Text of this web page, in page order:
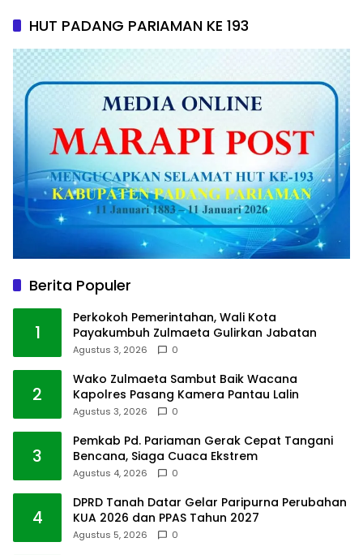
HUT PADANG PARIAMAN KE 193
Berita Populer
1
Perkokoh Pemerintahan, Wali Kota
Payakumbuh Zulmaeta Gulirkan Jabatan
Agustus 3, 2026 0
2
Wako Zulmaeta Sambut Baik Wacana
Kapolres Pasang Kamera Pantau Lalin
Agustus 3, 2026 0
3
Pemkab Pd. Pariaman Gerak Cepat Tangani
Bencana, Siaga Cuaca Ekstrem
Agustus 4, 2026 0
4
DPRD Tanah Datar Gelar Paripurna Perubahan
KUA 2026 dan PPAS Tahun 2027
Agustus 5, 2026 0